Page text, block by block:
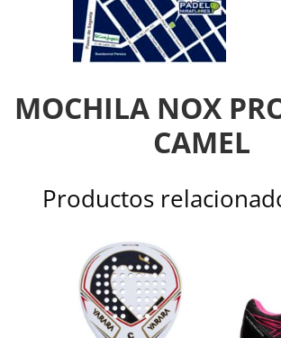
MOCHILA NOX
CAMEL
Productos